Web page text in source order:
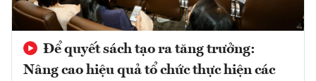
Để quyết sách tạo ra tăng trưởng:
Nâng cao hiệu quả tổ chức thực hiện các